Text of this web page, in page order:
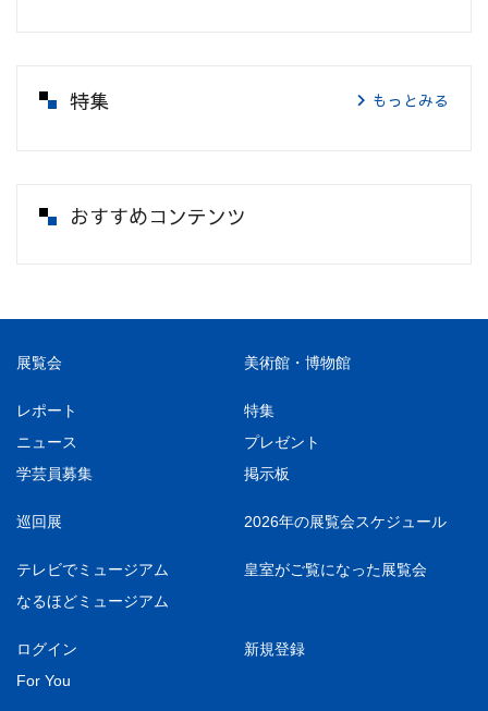
特集 もっとみる
おすすめコンテンツ
展覧会 美術館・博物館
レポート
特集
ニュース
プレゼント
学芸員募集
掲示板
巡回展 2026年の展覧会スケジュール
テレビでミュージアム
皇室がご覧になった展覧会
なるほどミュージアム
ログイン
新規登録
For You